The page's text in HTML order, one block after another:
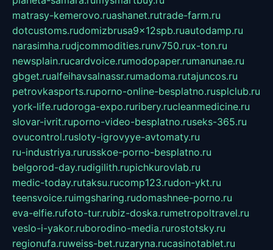
matrasy-kemerovo.ruashanet.rutrade-farm.ru
dotcustoms.rudomizbrusa9x12spb.ruautodamp.ru
narasimha.rudjcommodities.runv750.rux-ton.ru
newsplain.rucardvoice.rumodopaper.rumanunae.ru
gbget.rualfeihavsalnassr.rumadoma.rutajuncos.ru
petrovkasports.ruporno-online-besplatno.rusplclub.ru
york-life.rudoroga-expo.ruribery.rucleanmedicine.ru
slovar-ivrit.ruporno-video-besplatno.ruseks-365.ru
ovucontrol.rusloty-igrovyye-avtomaty.ru
ru-industriya.rurusskoe-porno-besplatno.ru
belgorod-day.rudigilith.rupichkurovlab.ru
medic-today.rutaksu.rucomp123.rudon-ykt.ru
teensvoice.ruimgsharing.rudomashnee-porno.ru
eva-elfie.rufoto-tur.rubiz-doska.rumetropoltravel.ru
veslo-i-yakor.ruborodino-media.rurostotsky.ru
regionufa.ruweiss-bet.ruzaryna.rucasinotablet.ru